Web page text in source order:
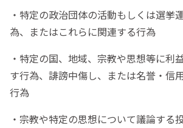
・特定の政治団体の活動もしくは選挙
為、またはこれらに関連する行為
・特定の国、地域、宗教や思想等に利
す行為、誹謗中傷し、または名誉・信
行為
・宗教や特定の思想について議論する